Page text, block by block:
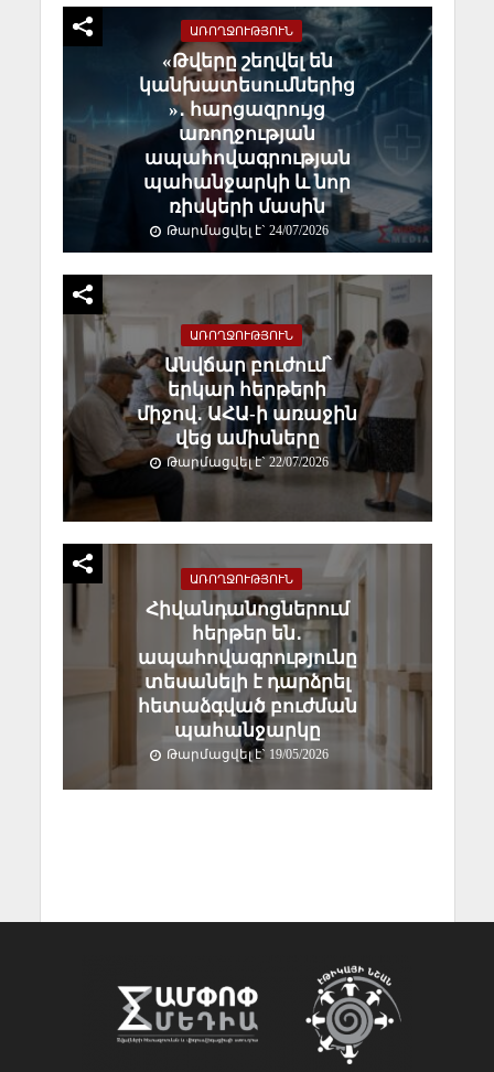
ԱՌՈՂՋՈՒԹՅՈՒՆ
«Թվերը շեղվել են
կանխատեսումներից
»․ հարցազրույց
առողջության
ապահովագրության
պահանջարկի և նոր
ռիսկերի մասին
Թարմացվել է` 24/07/2026
ԱՌՈՂՋՈՒԹՅՈՒՆ
Անվճար բուժում՝
երկար հերթերի
միջով․ ԱՀԱ-ի առաջին
վեց ամիսները
Թարմացվել է` 22/07/2026
ԱՌՈՂՋՈՒԹՅՈՒՆ
Հիվանդանոցներում
հերթեր են․
ապահովագրությունը
տեսանելի է դարձրել
հետաձգված բուժման
պահանջարկը
Թարմացվել է` 19/05/2026